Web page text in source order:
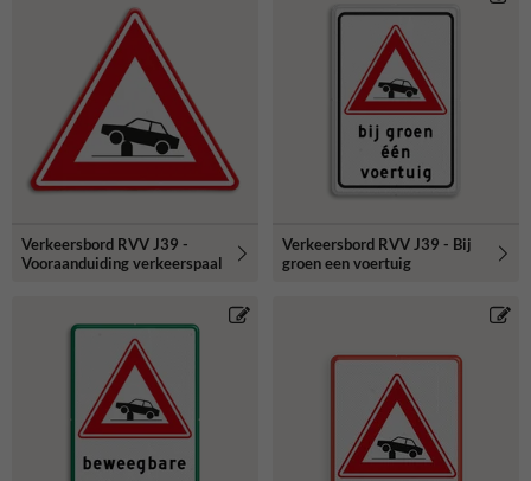
Verkeersbord RVV J39 -
Vooraanduiding verkeerspaal
Verkeersbord RVV J39 - Bij
groen een voertuig